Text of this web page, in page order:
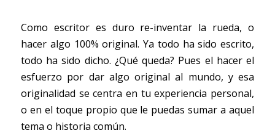
Como escritor es duro re-inventar la rueda, o
hacer algo 100% original. Ya todo ha sido escrito,
todo ha sido dicho. ¿Qué queda? Pues el hacer el
esfuerzo por dar algo original al mundo, y esa
originalidad se centra en tu experiencia personal,
o en el toque propio que le puedas sumar a aquel
tema o historia común.